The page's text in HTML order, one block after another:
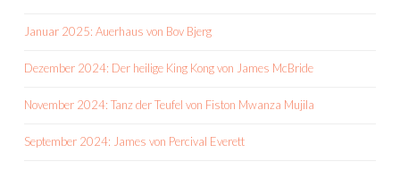
Januar 2025: Auerhaus von Bov Bjerg
Dezember 2024: Der heilige King Kong von James McBride
November 2024: Tanz der Teufel von Fiston Mwanza Mujila
September 2024: James von Percival Everett